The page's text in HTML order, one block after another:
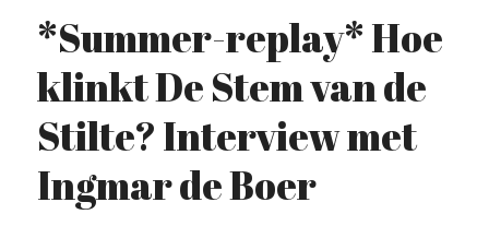
Daoïsme
Grenservaringen
Hindoeïsme
Gurdjieff Ouspensky
Reïncarnatie
Stockhausen
Gasten
Līlā
Contact
Zoeken
*Summer-replay* Hoe
klinkt De Stem van de
Stilte? Interview met
Ingmar de Boer